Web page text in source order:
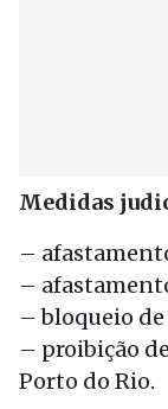
Medidas
–
–
– bloqueio de
– proibição
Porto do Rio.